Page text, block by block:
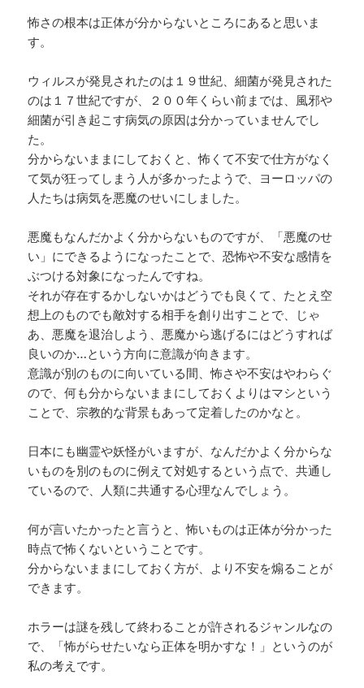
怖さの根本は正体が分からないところにあると思いま
す。
ウィルスが発見されたのは１９世紀、細菌が発見された
のは１７世紀ですが、２００年くらい前までは、風邪や
細菌が引き起こす病気の原因は分かっていませんでし
た。
分からないままにしておくと、怖くて不安で仕方がなく
て気が狂ってしまう人が多かったようで、ヨーロッパの
人たちは病気を悪魔のせいにしました。
悪魔もなんだかよく分からないものですが、「悪魔のせ
い」にできるようになったことで、恐怖や不安な感情を
ぶつける対象になったんですね。
それが存在するかしないかはどうでも良くて、たとえ空
想上のものでも敵対する相手を創り出すことで、じゃ
あ、悪魔を退治しよう、悪魔から逃げるにはどうすれば
良いのか…という方向に意識が向きます。
意識が別のものに向いている間、怖さや不安はやわらぐ
ので、何も分からないままにしておくよりはマシという
ことで、宗教的な背景もあって定着したのかなと。
日本にも幽霊や妖怪がいますが、なんだかよく分からな
いものを別のものに例えて対処するという点で、共通し
ているので、人類に共通する心理なんでしょう。
何が言いたかったと言うと、怖いものは正体が分かった
時点で怖くないということです。
分からないままにしておく方が、より不安を煽ることが
できます。
ホラーは謎を残して終わることが許されるジャンルなの
で、「怖がらせたいなら正体を明かすな！」というのが
私の考えです。